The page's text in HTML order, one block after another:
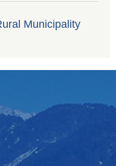
Municipality